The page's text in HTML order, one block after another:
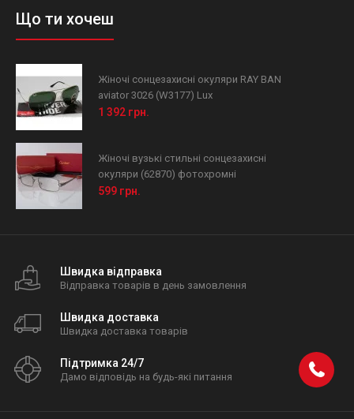
Що ти хочеш
Жіночі сонцезахисні окуляри RAY BAN
aviator 3026 (W3177) Lux
1 392 грн.
Жіночі вузькі стильні сонцезахисні
окуляри (62870) фотохромні
599 грн.
Швидка відправка
Відправка товарів в день замовлення
Швидка доставка
Швидка доставка товарів
Підтримка 24/7
Дамо відповідь на будь-які питання